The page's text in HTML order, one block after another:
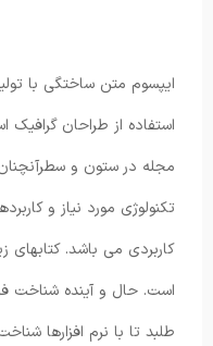
ایپسوم متن ساختگی با
استفاده از طراحان گرافیک
مجله در ستون و
تکنولوژی مورد نیاز و
کاربردی می باشد.
است. حال و آینده شناخت
طلبد تا با نرم افزارها